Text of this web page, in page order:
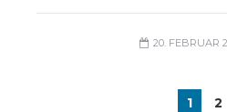
20. FEBRUAR
1 2